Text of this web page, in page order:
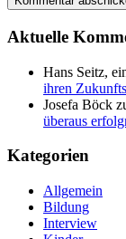
Aktuelle
Hans Seitz,
ihren
Josefa Böck
überaus
Kategorien
Allgemein
Bildung
Interview